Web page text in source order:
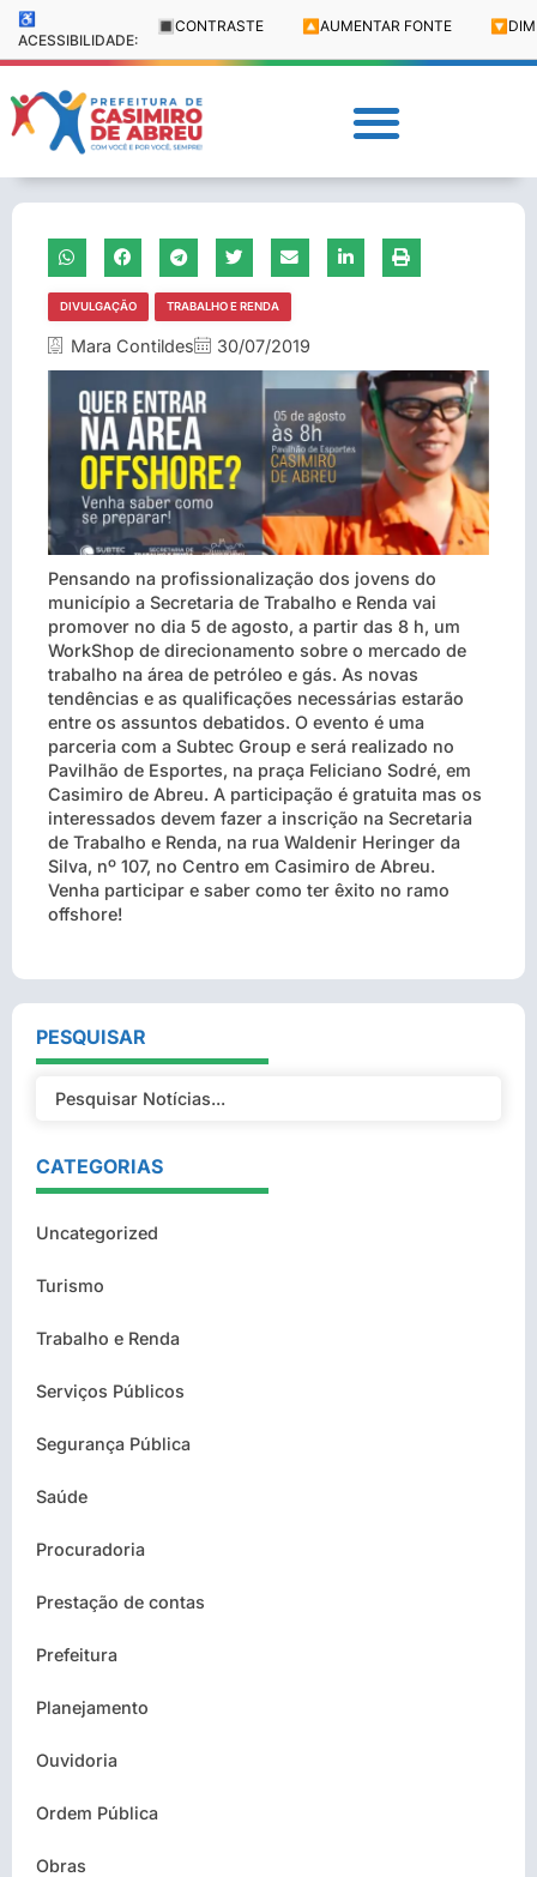
♿
ACESSIBILIDADE:
🔳 CONTRASTE 🔼 AUMENTAR FONTE 🔽
DIVULGAÇÃO TRABALHO E RENDA
Mara Contildes 30/07/2019
Pensando na profissionalização dos jovens do
município a Secretaria de Trabalho e Renda vai
promover no dia 5 de agosto, a partir das 8 h, um
WorkShop de direcionamento sobre o mercado de
trabalho na área de petróleo e gás. As novas
tendências e as qualificações necessárias estarão
entre os assuntos debatidos. O evento é uma
parceria com a Subtec Group e será realizado no
Pavilhão de Esportes, na praça Feliciano Sodré, em
Casimiro de Abreu. A participação é gratuita mas os
interessados devem fazer a inscrição na Secretaria
de Trabalho e Renda, na rua Waldenir Heringer da
Silva, nº 107, no Centro em Casimiro de Abreu.
Venha participar e saber como ter êxito no ramo
offshore!
PESQUISAR
CATEGORIAS
Uncategorized
Turismo
Trabalho e Renda
Serviços Públicos
Segurança Pública
Saúde
Procuradoria
Prestação de contas
Prefeitura
Planejamento
Ouvidoria
Ordem Pública
Obras